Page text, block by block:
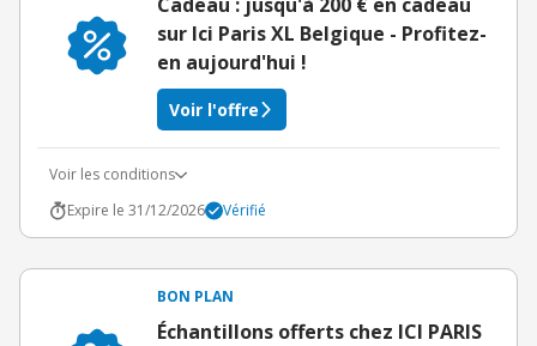
sur Ici Paris XL Belgique - Profitez-
en aujourd'hui !
Voir l'offre
Voir les conditions
Expire le 31/12/2026
Vérifié
BON PLAN
Échantillons offerts chez ICI PARIS